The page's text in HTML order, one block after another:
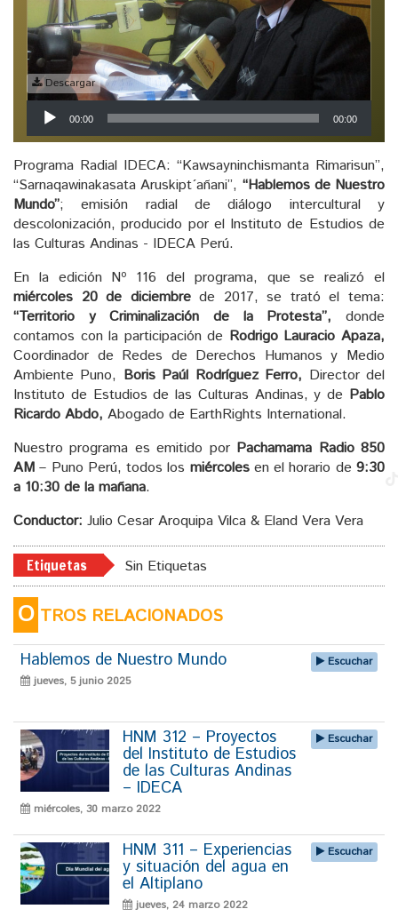
Descargar
Reproductor
de
audio
00:00 00:00
Programa Radial IDECA: “Kawsayninchismanta Rimarisun”,
“Sarnaqawinakasata Aruskipt´añani”, “Hablemos de Nuestro
Mundo”; emisión radial de diálogo intercultural y
descolonización, producido por el Instituto de Estudios de
las Culturas Andinas - IDECA Perú.
En la edición Nº 116 del programa, que se realizó el
miércoles 20 de diciembrede 2017, se trató el tema:
“Territorio y Criminalización de la Protesta”, donde
contamos con la participación de Rodrigo Lauracio Apaza,
Coordinador de Redes de Derechos Humanos y Medio
Ambiente Puno, Boris Paúl Rodríguez Ferro, Director del
Instituto de Estudios de las Culturas Andinas, y de Pablo
Ricardo Abdo, Abogado de EarthRights International.
Nuestro programa es emitido por Pachamama Radio 850
AM – Puno Perú, todos los miércolesen el horario de9:30
a 10:30 de la mañana.
Conductor: Julio Cesar Aroquipa Vilca & Eland Vera Vera
Etiquetas Sin Etiquetas
O TROS RELACIONADOS
Hablemos de Nuestro Mundo
jueves, 5 junio 2025
Escuchar
HNM 312 – Proyectos
del Instituto de Estudios
de las Culturas Andinas
– IDECA
miércoles, 30 marzo 2022
Escuchar
HNM 311 – Experiencias
y situación del agua en
el Altiplano
jueves, 24 marzo 2022
Escuchar